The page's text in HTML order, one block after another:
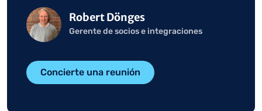
Concierte una reunión
Imagen Robert Dönges
Gerente de socios e integraciones